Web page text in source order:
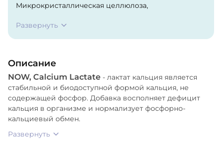
Микрокристаллическая целлюлоза,
оболочка [гипромеллоза (целлюлоза), стеариновая
кислота (растительного происхождения),
подсолнечное масло], стеарат магния
(растительного происхождения) и диоксид
кремния. Изготовлено в США с использованием
ингредиентов со всего мира, выполнена проверка
качества. При производстве этого продукта не
используются пшеница, глютен, соя, молоко, яйца,
рыбы, моллюски, древесные орехи или кунжут.
Развернуть
Описание
NOW, Calcium Lactate - лактат кальция является
стабильной и биодоступной формой кальция, не
содержащей фосфор. Добавка восполняет дефицит
кальция в организме и нормализует фосфорно-
кальциевый обмен.
Развернуть